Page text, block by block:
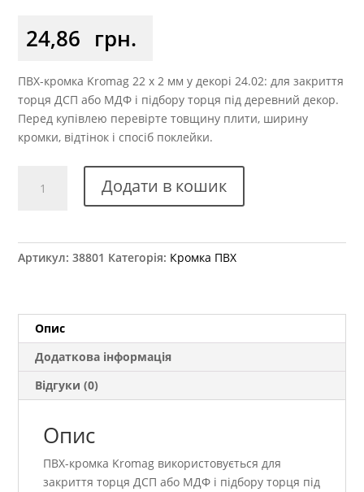
24,86 грн.
ПВХ-кромка Kromag 22 x 2 мм у декорі 24.02: для закриття
торця ДСП або МДФ і підбору торця під деревний декор.
Перед купівлею перевірте товщину плити, ширину
кромки, відтінок і спосіб поклейки.
Сніжний
кількість
Додати в кошик
Артикул:38801 Категорія: Кромка ПВХ
Опис
Додаткова інформація
Відгуки (0)
Опис
ПВХ-кромка Kromag використовується для
закриття торця ДСП або МДФ і підбору торця під